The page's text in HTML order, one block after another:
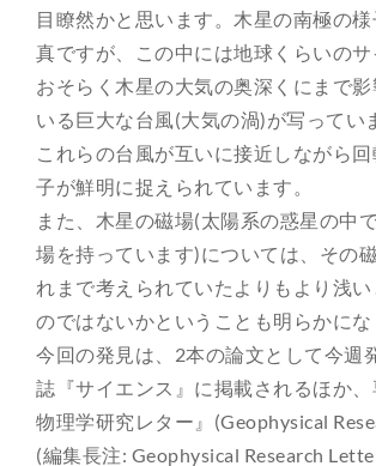
目瞭然かと思います。木星の南極の
真ですが、この中には地球くらいのサ
おそらく木星の大気の奥深くにまで
いる巨大な台風(大気の渦)が写ってい
これらの台風が互いに接近しながら
子が鮮明に捉えられています。
また、木星の磁場(太陽系の惑星の中
場を持っています)については、その
れまで考えられていたよりもより浅
のではないかということも明らかにな
今回の発見は、2本の論文として今週
誌『サイエンス』に掲載されるほか
物理学研究レター』(Geophysical
(編集長注: Geophysical Research